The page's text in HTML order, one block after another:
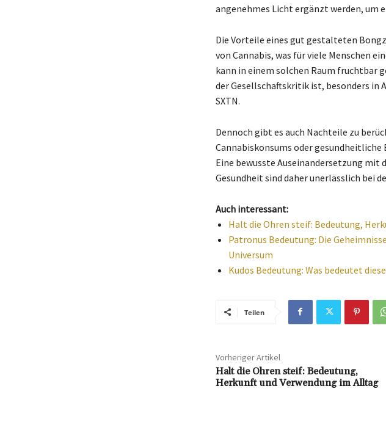
angenehmes Licht ergänzt werden, um
Die Vorteile eines gut gestalteten
von Cannabis, was für viele Menschen
kann in einem solchen Raum fruchtbar
der Gesellschaftskritik ist, besonders in
SXTN.
Dennoch gibt es auch Nachteile zu
Cannabiskonsums oder
Eine bewusste Auseinandersetzung mit
Gesundheit sind daher unerlässlich bei
Auch interessant:
Halt die Ohren steif: Bedeutung,
Patronus Bedeutung: Die
Universum
Kudos Bedeutung: Was bedeutet
Teilen
Vorheriger Artikel
Halt die Ohren steif: Bedeutung,
Herkunft und Verwendung im Alltag